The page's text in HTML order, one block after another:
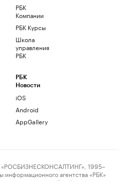
РБК
Компании
РБК Курсы
Школа
управления
РБК
РБК
Новости
iOS
Android
AppGallery
1995–
агентства «РБК»